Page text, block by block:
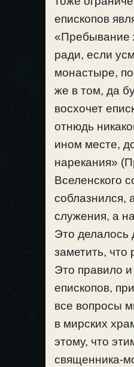
епископов
«Пребывание
ради, если
монастыре,
же в том, да
восхочет
отнюдь
ином месте,
нарекания»
Вселенского
соблазнился,
служения, а
Это делалось
заметить, что
Это правило
епископов,
все вопросы
в мирских
этому, что
священника-